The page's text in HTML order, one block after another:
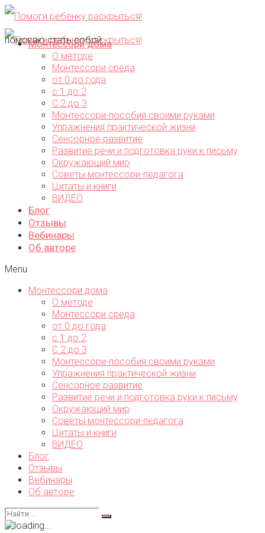
помогаю стать собой...
Монтессори дома
О методе
Монтессори среда
от 0 до года
с 1 до 2
С 2 до 3
Монтессори-пособия своими руками
Упражнения практической жизни
Сенсорное развитие
Развитие речи и подготовка руки к письму
Окружающий мир
Советы монтессори-педагога
Цитаты и книги
ВИДЕО
Блог
Отзывы
Вебинары
Об авторе
Menu
Монтессори дома
О методе
Монтессори среда
от 0 до года
с 1 до 2
С 2 до 3
Монтессори-пособия своими руками
Упражнения практической жизни
Сенсорное развитие
Развитие речи и подготовка руки к письму
Окружающий мир
Советы монтессори-педагога
Цитаты и книги
ВИДЕО
Блог
Отзывы
Вебинары
Об авторе